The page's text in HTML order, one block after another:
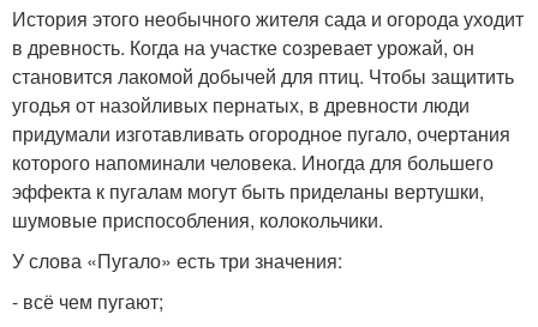
История этого необычного жителя сада и огорода уходит
в древность. Когда на участке созревает урожай, он
становится лакомой добычей для птиц. Чтобы защитить
угодья от назойливых пернатых, в древности люди
придумали изготавливать огородное пугало, очертания
которого напоминали человека. Иногда для большего
эффекта к пугалам могут быть приделаны вертушки,
шумовые приспособления, колокольчики.
У слова «Пугало» есть три значения:
- всё чем пугают;